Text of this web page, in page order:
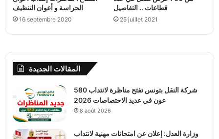
الحراسة و أعوان التنظيف
16 septembre 2020
قطاعات .. التفاصيل
25 juillet 2021
المقالات الجديدة
شركة النقل بتونس تفتح مناظرة لانتداب 580
عون في عديد الاختصاصات 2026
8 août 2026
وزارة العدل: إعلان عن امتحانات مهنية لانتداب